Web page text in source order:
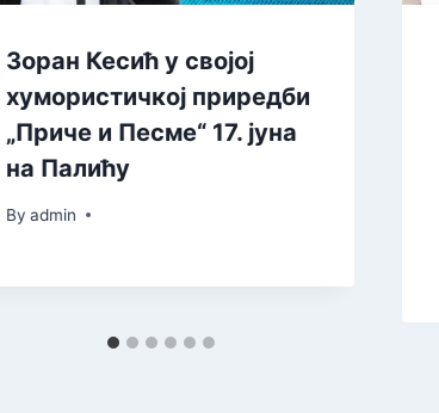
Зоран Кесић у својој
хумористичкој приредби
„Приче и Песме“ 17. јуна
на Палићу
By admin